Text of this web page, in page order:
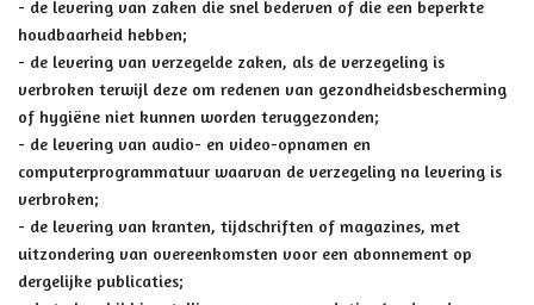
- de levering van zaken die snel bederven of die een beperkte
houdbaarheid hebben;
- de levering van verzegelde zaken, als de verzegeling is
verbroken terwijl deze om redenen van gezondheidsbescherming
of hygiëne niet kunnen worden teruggezonden;
- de levering van audio- en video-opnamen en
computerprogrammatuur waarvan de verzegeling na levering is
verbroken;
- de levering van kranten, tijdschriften of magazines, met
uitzondering van overeenkomsten voor een abonnement op
dergelijke publicaties;